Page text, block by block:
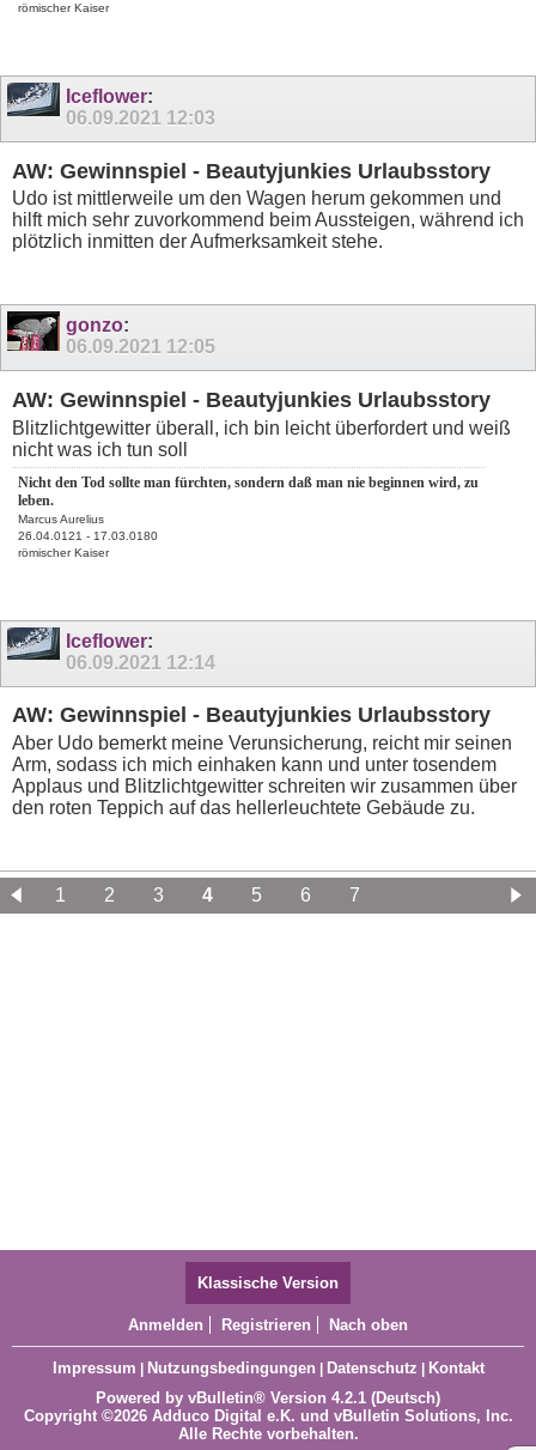
römischer Kaiser
Iceflower:
06.09.2021 12:03
AW: Gewinnspiel - Beautyjunkies Urlaubsstory
Udo ist mittlerweile um den Wagen herum gekommen und
hilft mich sehr zuvorkommend beim Aussteigen, während ich
plötzlich inmitten der Aufmerksamkeit stehe.
gonzo:
06.09.2021 12:05
AW: Gewinnspiel - Beautyjunkies Urlaubsstory
Blitzlichtgewitter überall, ich bin leicht überfordert und weiß
nicht was ich tun soll
Nicht den Tod sollte man fürchten, sondern daß man nie beginnen wird, zu
leben.
Marcus Aurelius
26.04.0121 - 17.03.0180
römischer Kaiser
Iceflower:
06.09.2021 12:14
AW: Gewinnspiel - Beautyjunkies Urlaubsstory
Aber Udo bemerkt meine Verunsicherung, reicht mir seinen
Arm, sodass ich mich einhaken kann und unter tosendem
Applaus und Blitzlichtgewitter schreiten wir zusammen über
den roten Teppich auf das hellerleuchtete Gebäude zu.
1 2 3 4 5 6 7
Klassische Version
Anmelden Registrieren Nach oben
Impressum Nutzungsbedingungen Datenschutz
Kontakt
Powered by vBulletin® Version 4.2.1 (Deutsch)
Copyright ©2026 Adduco Digital e.K. und vBulletin Solutions, Inc.
Alle Rechte vorbehalten.